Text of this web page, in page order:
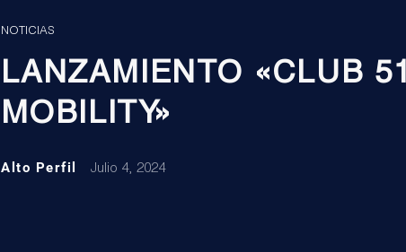
NOTICIAS
LANZAMIENTO «CLUB 51
MOBILITY»
Alto Perfil Julio 4, 2024